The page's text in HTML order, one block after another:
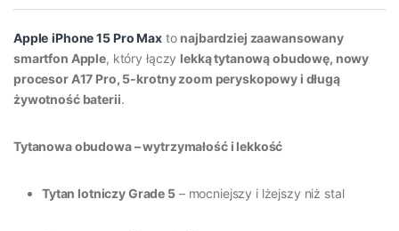
Apple iPhone 15 Pro Maxto najbardziej zaawansowany
smartfon Apple, który łączy lekką tytanową obudowę, nowy
procesor A17 Pro, 5-krotny zoom peryskopowy i długą
żywotność baterii.
Tytanowa obudowa – wytrzymałość i lekkość
Tytan lotniczy Grade 5– mocniejszy i lżejszy niż stal